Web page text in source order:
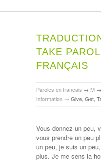
TAKE
FRANÇAIS
Paroles en français → M →
Information → Give, Get,
Vous donnez un peu,
vous prendre un peu
un peu, je suis un
plus. Je me sens la